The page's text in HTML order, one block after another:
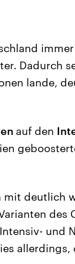
Dadurch
lande,
auf den
mit deutlich
des
und
allerdings,